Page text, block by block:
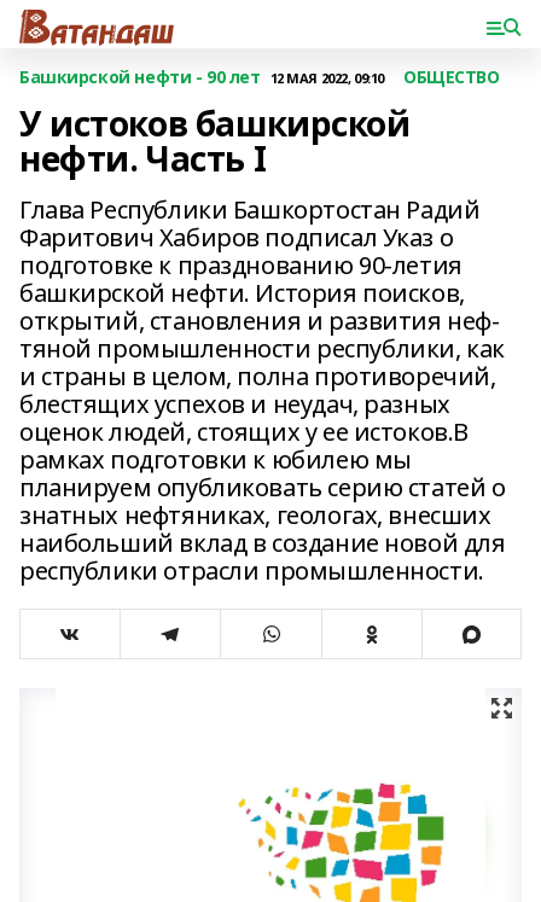
Башкирской нефти - 90 лет 12 МАЯ 2022, 09:10 ОБЩЕСТВО
У истоков башкирской
нефти. Часть I
Глава Республики Башкортостан Радий
Фаритович Хабиров подписал Указ о
подготовке к празднованию 90-летия
башкирской нефти. История поисков,
открытий, становления и развития неф­
тяной промышленности республики, как
и страны в целом, полна противоречий,
блестящих успехов и неудач, разных
оценок людей, стоящих у ее истоков.В
рамках подготовки к юбилею мы
планируем опубликовать серию статей о
знатных нефтяниках, геологах, внесших
наибольший вклад в создание новой для
республики отрасли промышленности.